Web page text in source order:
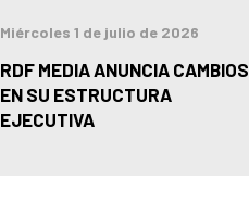
Miércoles 1 de julio de 2026
RDF MEDIA ANUNCIA CAMBIOS
EN SU ESTRUCTURA
EJECUTIVA